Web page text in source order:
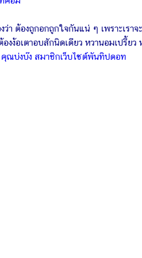
ต้องถูกอกถูกใจกันแน่ ๆ เพราะเราจ
ง้อเตาอบสักนิดเดียว หวานอมเปรี้ยว
คุณบ่งบ๊ง สมาชิกเว็บไซต์พันทิปดอท